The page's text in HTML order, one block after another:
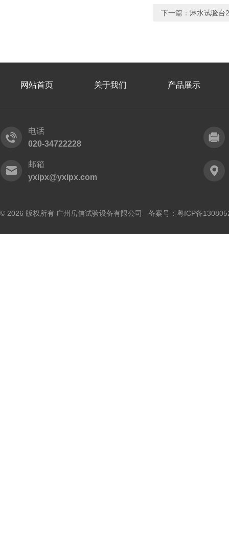
下一篇： 淋水试验台
网站首页 关于我们 产品展示
电话
020-34722228
邮箱
yxipx@yxipx.com
© 2026 版权所有 广州岳信试验设备有限公司 备案号： 粤ICP备